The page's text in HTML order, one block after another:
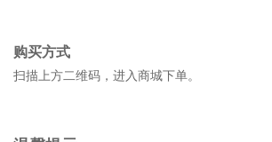
购买方式
扫描上方二维码，进入商城下单。